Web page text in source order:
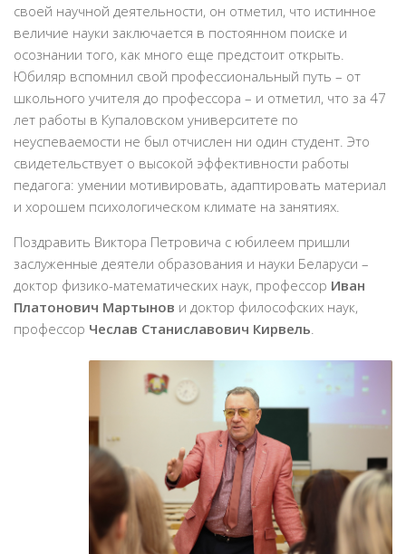
своей научной деятельности, он отметил, что истинное
величие науки заключается в постоянном поиске и
осознании того, как много еще предстоит открыть.
Юбиляр вспомнил свой профессиональный путь – от
школьного учителя до профессора – и отметил, что за 47
лет работы в Купаловском университете по
неуспеваемости не был отчислен ни один студент. Это
свидетельствует о высокой эффективности работы
педагога: умении мотивировать, адаптировать материал
и хорошем психологическом климате на занятиях.
Поздравить Виктора Петровича с юбилеем пришли
заслуженные деятели образования и науки Беларуси –
доктор физико-математических наук, профессор Иван
Платонович Мартынов и доктор философских наук,
профессор Чеслав Станиславович Кирвель.